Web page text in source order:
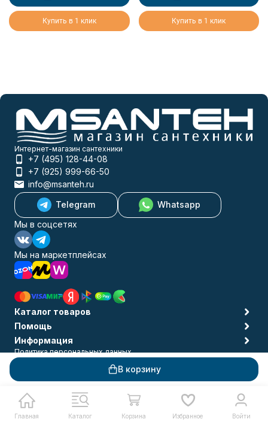
В корзину
Купить в 1 клик Купить в 1 клик
Главная Каталог Корзина Избранное Войти
Интернет-магазин сантехники
+7 (495) 128-44-08
+7 (925) 999-66-50
info@msanteh.ru
Telegram
Whatsapp
Мы в соцсетях
Мы на маркетплейсах
Каталог товаров
Помощь
Информация
Политика персональных данных
© 2009-2026 MSANTEH